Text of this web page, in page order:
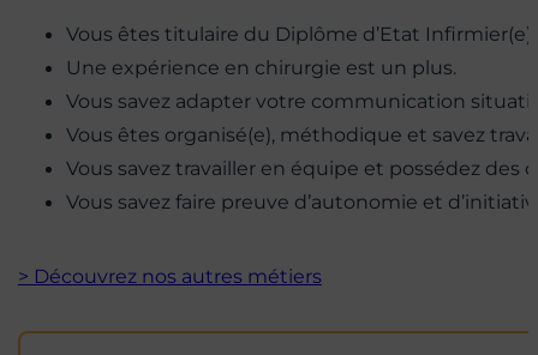
Vous êtes titulaire du Diplôme d’Etat Infirmier(e).
Une expérience en chirurgie est un plus.
Vous savez adapter votre communication
Vous êtes organisé(e), méthodique et savez
Vous savez travailler en équipe et possédez
Vous savez faire preuve d’autonomie et
> Découvrez nos autres métiers